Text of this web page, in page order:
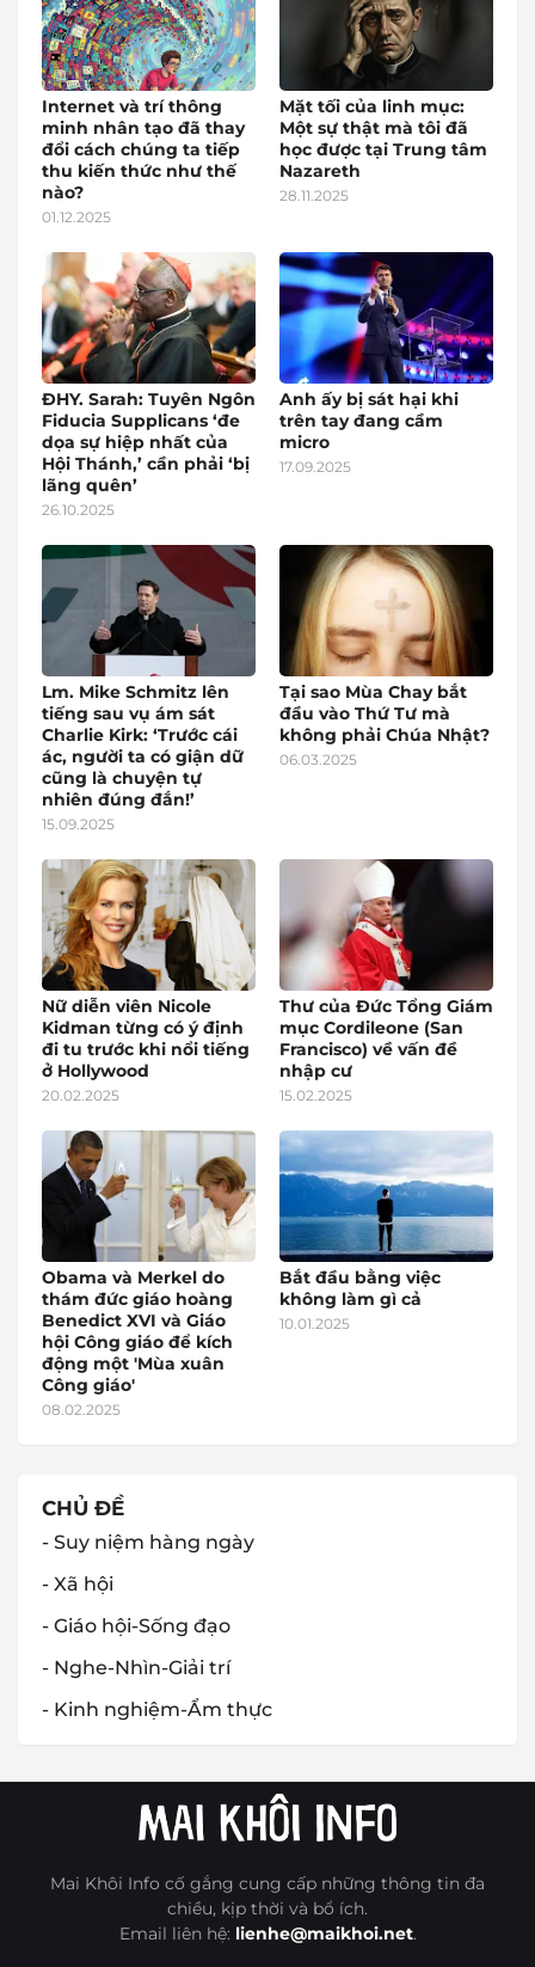
Internet và trí thông
minh nhân tạo đã thay
đổi cách chúng ta tiếp
thu kiến thức như thế
nào?
01.12.2025
Mặt tối của linh mục:
Một sự thật mà tôi đã
học được tại Trung tâm
Nazareth
28.11.2025
ĐHY. Sarah: Tuyên Ngôn
Fiducia Supplicans ‘đe
dọa sự hiệp nhất của
Hội Thánh,’ cần phải ‘bị
lãng quên’
26.10.2025
Anh ấy bị sát hại khi
trên tay đang cầm
micro
17.09.2025
Lm. Mike Schmitz lên
tiếng sau vụ ám sát
Charlie Kirk: ‘Trước cái
ác, người ta có giận dữ
cũng là chuyện tự
nhiên đúng đắn!’
15.09.2025
Tại sao Mùa Chay bắt
đầu vào Thứ Tư mà
không phải Chúa Nhật?
06.03.2025
Nữ diễn viên Nicole
Kidman từng có ý định
đi tu trước khi nổi tiếng
ở Hollywood
20.02.2025
Thư của Đức Tổng Giám
mục Cordileone (San
Francisco) về vấn đề
nhập cư
15.02.2025
Obama và Merkel do
thám đức giáo hoàng
Benedict XVI và Giáo
hội Công giáo để kích
động một 'Mùa xuân
Công giáo'
08.02.2025
Bắt đầu bằng việc
không làm gì cả
10.01.2025
CHỦ ĐỀ
- Suy niệm hàng ngày
- Xã hội
- Giáo hội-Sống đạo
- Nghe-Nhìn-Giải trí
- Kinh nghiệm-Ẩm thực
Mai Khôi Info cố gắng cung cấp những thông tin đa
chiều, kịp thời và bổ ích.
Email liên hệ: lienhe@maikhoi.net.